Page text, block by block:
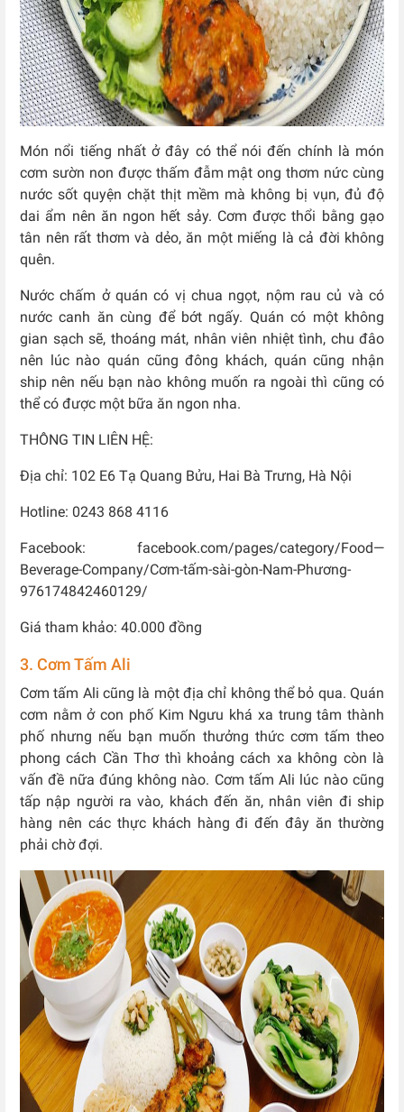
Món nổi tiếng nhất ở đây có thể nói đến chính là món
cơm sườn non được thấm đẫm mật ong thơm nức cùng
nước sốt quyện chặt thịt mềm mà không bị vụn, đủ độ
dai ẩm nên ăn ngon hết sảy. Cơm được thổi bằng gạo
tân nên rất thơm và dẻo, ăn một miếng là cả đời không
quên.
Nước chấm ở quán có vị chua ngọt, nộm rau củ và có
nước canh ăn cùng để bớt ngấy. Quán có một không
gian sạch sẽ, thoáng mát, nhân viên nhiệt tình, chu đâo
nên lúc nào quán cũng đông khách, quán cũng nhận
ship nên nếu bạn nào không muốn ra ngoài thì cũng có
thể có được một bữa ăn ngon nha.
THÔNG TIN LIÊN HỆ:
Địa chỉ: 102 E6 Tạ Quang Bửu, Hai Bà Trưng, Hà Nội
Hotline: 0243 868 4116
Facebook: facebook.com/pages/category/Food—
Beverage-Company/Cơm-tấm-sài-gòn-Nam-Phương-
976174842460129/
Giá tham khảo: 40.000 đồng
3. Cơm Tấm Ali
Cơm tấm Ali cũng là một địa chỉ không thể bỏ qua. Quán
cơm nằm ở con phố Kim Ngưu khá xa trung tâm thành
phố nhưng nếu bạn muốn thưởng thức cơm tấm theo
phong cách Cần Thơ thì khoảng cách xa không còn là
vấn đề nữa đúng không nào. Cơm tấm Ali lúc nào cũng
tấp nập người ra vào, khách đến ăn, nhân viên đi ship
hàng nên các thực khách hàng đi đến đây ăn thường
phải chờ đợi.